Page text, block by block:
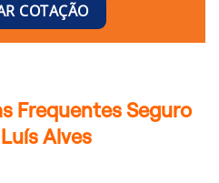
COTAÇÃO
Frequentes Seguro
Alves